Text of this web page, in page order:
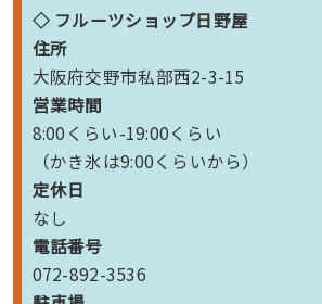
◇フルーツショップ日野屋
住所
大阪府交野市私部西2-3-15
営業時間
8:00くらい-19:00くらい
（かき氷は9:00くらいから）
定休日
なし
電話番号
072-892-3536